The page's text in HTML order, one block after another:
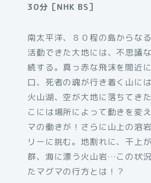
30分［NHK BS］
南太平洋、８０程の島からな
活動できた大地には、不思議
続する。真っ赤な飛沫を間近
口、死者の魂が行き着く山に
火山湖、空が大地に落ちてき
こには場所によって動きを変
マの働きが！さらに山上の溶
リーに挑む。地割れに、干上
群、海に漂う火山岩…この状
たマグマの行方とは！？